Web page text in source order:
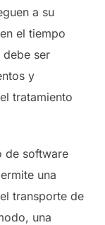
a su
el tiempo
debe ser
y
tratamiento
de software
una
transporte de
una